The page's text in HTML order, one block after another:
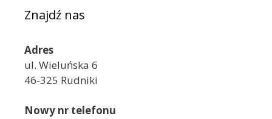
Znajdź nas
Adres
ul. Wieluńska 6
46-325 Rudniki
Nowy nr telefonu